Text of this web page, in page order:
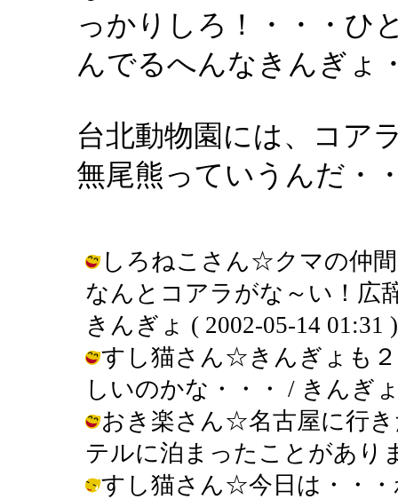
っかりしろ！・・・ひ
んでるへんなきんぎょ
台北動物園には、コア
無尾熊っていうんだ・
しろねこさん☆クマの仲
なんとコアラがな～い！広
きんぎょ ( 2002-05-14 01:31 )
すし猫さん☆きんぎょも
しいのかな・・・ / きんぎ
おき楽さん☆名古屋に行
テルに泊まったことがあり
すし猫さん☆今日は・・